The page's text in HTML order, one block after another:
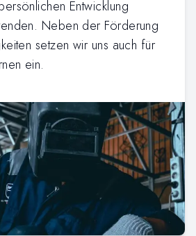
Entwicklung
Neben der Förderung
setzen wir uns auch für
ein.